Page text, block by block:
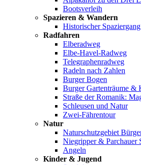
Bootsverleih
Spazieren & Wandern
Historischer Spaziergang
Radfahren
Elberadweg
Elbe-Havel-Radweg
Telegraphenradweg
Radeln nach Zahlen
Burger Bogen
Burger Gartenträume &
Straße der Romanik:
Schleusen und Natur
Zwei-Fährentour
Natur
Naturschutzgebiet
Niegripper & Parchauer
Angeln
Kinder & Jugend